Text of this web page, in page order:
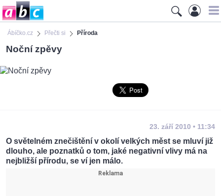
Ábíčko.cz Přečti si Příroda
Noční zpěvy
23. září 2010 • 11:34
O světelném znečištění v okolí velkých měst se mluví již
dlouho, ale poznatků o tom, jaké negativní vlivy má na
nejbližší přírodu, se ví jen málo.